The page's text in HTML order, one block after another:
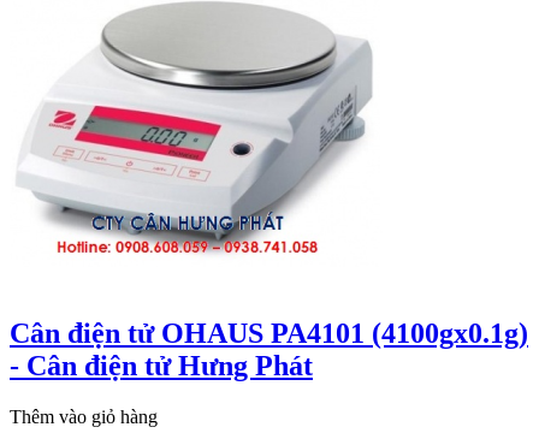
Cân điện tử OHAUS PA4101 (4100gx0.1g)
- Cân điện tử Hưng Phát
Thêm vào giỏ hàng